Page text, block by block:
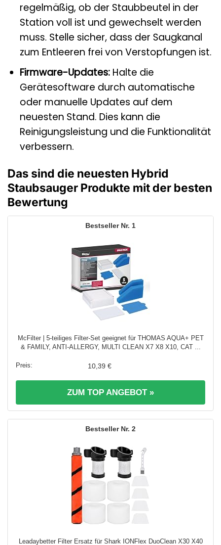
regelmäßig, ob der Staubbeutel in der
Station voll ist und gewechselt werden
muss. Stelle sicher, dass der Saugkanal
zum Entleeren frei von Verstopfungen ist.
Firmware-Updates:Halte die
Gerätesoftware durch automatische
oder manuelle Updates auf dem
neuesten Stand. Dies kann die
Reinigungsleistung und die Funktionalität
verbessern.
Das sind die neuesten Hybrid
Staubsauger Produkte mit der besten
Bewertung
1
McFilter | 5-teiliges Filter-Set geeignet für THOMAS AQUA+ PET
& FAMILY, ANTI-ALLERGY, MULTI CLEAN X7 X8 X10, CAT ...
10,39 €
ZUM TOP ANGEBOT »
2
Leadaybetter Filter Ersatz für Shark IONFlex DuoClean X30 X40